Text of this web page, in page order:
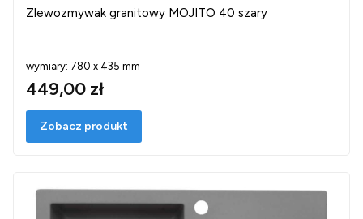
Zlewozmywak granitowy MOJITO 40 szary
wymiary: 780 x 435 mm
449,00 zł
Zobacz produkt